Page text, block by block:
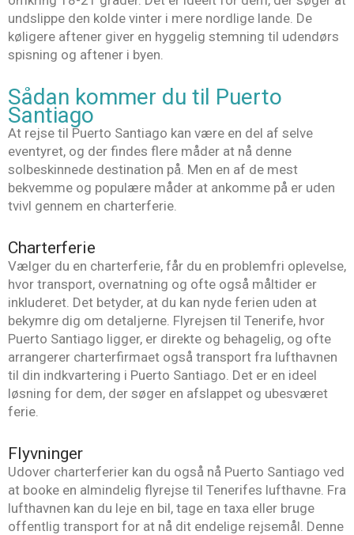
undslippe den kolde vinter i mere nordlige lande. De
køligere aftener giver en hyggelig stemning til udendørs
spisning og aftener i byen.
Sådan kommer du til Puerto
Santiago
At rejse til Puerto Santiago kan være en del af selve
eventyret, og der findes flere måder at nå denne
solbeskinnede destination på. Men en af de mest
bekvemme og populære måder at ankomme på er uden
tvivl gennem en charterferie.
Charterferie
Vælger du en charterferie, får du en problemfri oplevelse,
hvor transport, overnatning og ofte også måltider er
inkluderet. Det betyder, at du kan nyde ferien uden at
bekymre dig om detaljerne. Flyrejsen til Tenerife, hvor
Puerto Santiago ligger, er direkte og behagelig, og ofte
arrangerer charterfirmaet også transport fra lufthavnen
til din indkvartering i Puerto Santiago. Det er en ideel
løsning for dem, der søger en afslappet og ubesværet
ferie.
Flyvninger
Udover charterferier kan du også nå Puerto Santiago ved
at booke en almindelig flyrejse til Tenerifes lufthavne. Fra
lufthavnen kan du leje en bil, tage en taxa eller bruge
offentlig transport for at nå dit endelige rejsemål. Denne